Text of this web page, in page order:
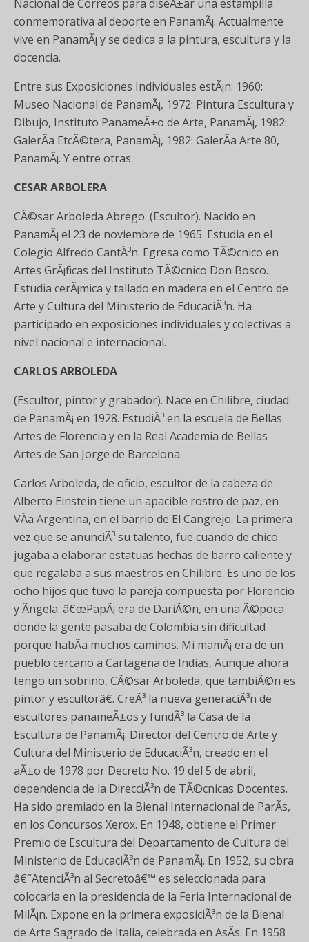
Nacional de Correos para diseÃ±ar una estampilla
conmemorativa al deporte en PanamÃ¡. Actualmente
vive en PanamÃ¡ y se dedica a la pintura, escultura y la
docencia.
Entre sus Exposiciones Individuales estÃ¡n: 1960:
Museo Nacional de PanamÃ¡, 1972: Pintura Escultura y
Dibujo, Instituto PanameÃ±o de Arte, PanamÃ¡, 1982:
GalerÃ­a EtcÃ©tera, PanamÃ¡, 1982: GalerÃ­a Arte 80,
PanamÃ¡. Y entre otras.
CESAR ARBOLERA
CÃ©sar Arboleda Abrego. (Escultor). Nacido en
PanamÃ¡ el 23 de noviembre de 1965. Estudia en el
Colegio Alfredo CantÃ³n. Egresa como TÃ©cnico en
Artes GrÃ¡ficas del Instituto TÃ©cnico Don Bosco.
Estudia cerÃ¡mica y tallado en madera en el Centro de
Arte y Cultura del Ministerio de EducaciÃ³n. Ha
participado en exposiciones individuales y colectivas a
nivel nacional e internacional.
CARLOS ARBOLEDA
(Escultor, pintor y grabador). Nace en Chilibre, ciudad
de PanamÃ¡ en 1928. EstudiÃ³ en la escuela de Bellas
Artes de Florencia y en la Real Academia de Bellas
Artes de San Jorge de Barcelona.
Carlos Arboleda, de oficio, escultor de la cabeza de
Alberto Einstein tiene un apacible rostro de paz, en
VÃ­a Argentina, en el barrio de El Cangrejo. La primera
vez que se anunciÃ³ su talento, fue cuando de chico
jugaba a elaborar estatuas hechas de barro caliente y
que regalaba a sus maestros en Chilibre. Es uno de los
ocho hijos que tuvo la pareja compuesta por Florencio
y Ãngela. â€œPapÃ¡ era de DariÃ©n, en una Ã©poca
donde la gente pasaba de Colombia sin dificultad
porque habÃ­a muchos caminos. Mi mamÃ¡ era de un
pueblo cercano a Cartagena de Indias, Aunque ahora
tengo un sobrino, CÃ©sar Arboleda, que tambiÃ©n es
pintor y escultorâ€. CreÃ³ la nueva generaciÃ³n de
escultores panameÃ±os y fundÃ³ la Casa de la
Escultura de PanamÃ¡. Director del Centro de Arte y
Cultura del Ministerio de EducaciÃ³n, creado en el
aÃ±o de 1978 por Decreto No. 19 del 5 de abril,
dependencia de la DirecciÃ³n de TÃ©cnicas Docentes.
Ha sido premiado en la Bienal Internacional de ParÃ­s,
en los Concursos Xerox. En 1948, obtiene el Primer
Premio de Escultura del Departamento de Cultura del
Ministerio de EducaciÃ³n de PanamÃ¡. En 1952, su obra
â€˜AtenciÃ³n al Secretoâ€™ es seleccionada para
colocarla en la presidencia de la Feria Internacional de
MilÃ¡n. Expone en la primera exposiciÃ³n de la Bienal
de Arte Sagrado de Italia, celebrada en AsÃ­s. En 1958